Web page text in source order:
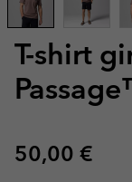
T-shirt
Regular
50,00 €